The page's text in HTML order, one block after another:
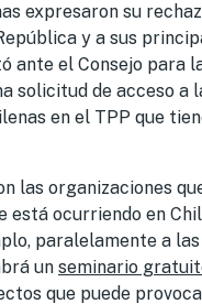
expresaron su
y a sus
ante el Consejo para
solicitud de acceso a
en el TPP que
las organizaciones
está ocurriendo en
paralelamente a las
un seminario
que puede